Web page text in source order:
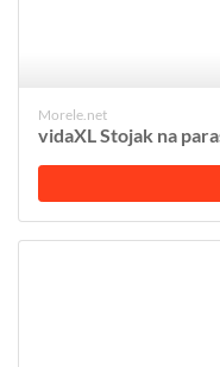
Morele.net
vidaXL Stojak na